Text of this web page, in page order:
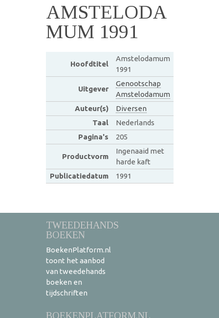
AMSTELODA
MUM 1991
Hoofdtitel
Amstelodamum
1991
Uitgever
Genootschap
Amstelodamum
Auteur(s)
Diversen
Taal
Nederlands
Pagina's
205
Productvorm
Ingenaaid met
harde kaft
Publicatiedatum
1991
TWEEDEHANDS
BOEKEN
BoekenPlatform.nl
toont het aanbod
van tweedehands
boeken en
tijdschriften
BOEKENPLATFORM.NL